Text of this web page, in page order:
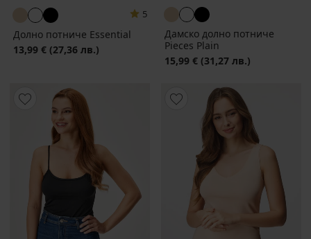
5
Долно потниче Essential
13,99 € (27,36 лв.)
Дамско долно потниче
Pieces Plain
15,99 € (31,27 лв.)